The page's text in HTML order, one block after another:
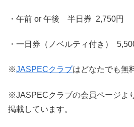
・午前 or 午後 半日券 2,750円
・一日券（ノベルティ付き）
※JASPECクラブはどなたでも無
※JASPECクラブの会員ページよ
掲載しています。